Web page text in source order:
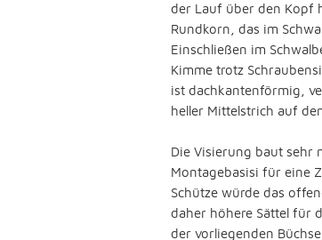
der Lauf über den Kopf
Rundkorn, das im
Einschließen im
Kimme trotz
ist dachkantenförmig,
heller Mittelstrich auf
Die Visierung baut sehr
Montagebasisi für eine
Schütze würde das
daher höhere Sättel für
der vorliegenden